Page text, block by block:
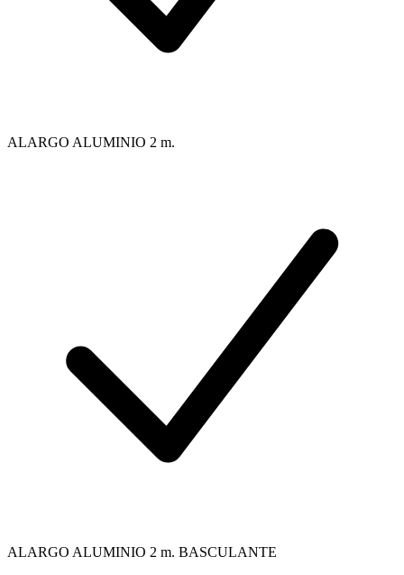
ALARGO ALUMINIO 2 m.
ALARGO ALUMINIO 2 m. BASCULANTE